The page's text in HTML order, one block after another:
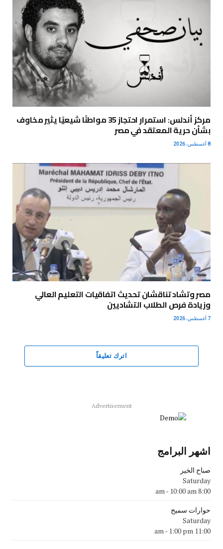
مركز أندلس: استمرار احتجاز 35 مواطنًا شيعيًا يثير مخاوف
بشأن حرية المعتقد في مصر
8 أغسطس، 2026
مصر وتشاد تناقشان تحديث اتفاقيات التعليم العالي
وزيادة فرص الطلاب التشاديين
7 أغسطس، 2026
اترك تعليقاً
Advertisement
اشهر البرامج
صباح الخير
Saturday
8:00 am
- 10:00 am
حوارات سميح
Saturday
11:00 am
- 1:00 pm